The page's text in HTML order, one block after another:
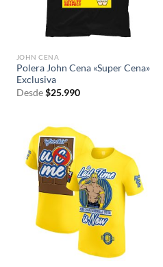
JOHN CENA
Polera John Cena «Super Cena»
Exclusiva
Desde $25.990